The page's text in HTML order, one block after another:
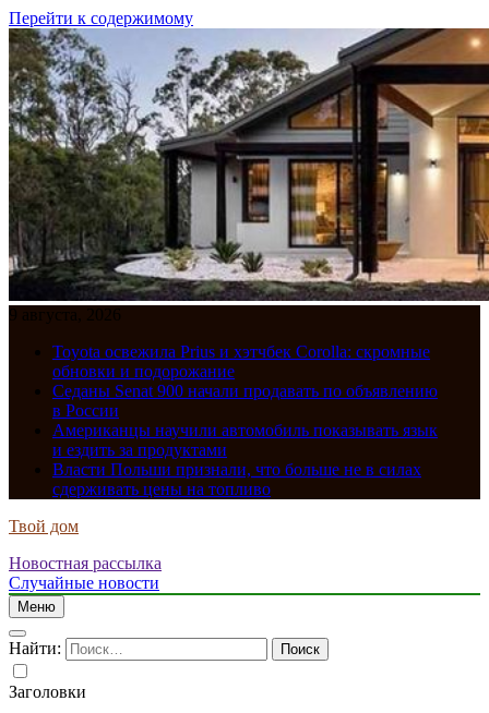
Перейти к содержимому
9 августа, 2026
Toyota освежила Prius и хэтчбек Corolla: скромные
обновки и подорожание
Седаны Senat 900 начали продавать по объявлению
в России
Американцы научили автомобиль показывать язык
и ездить за продуктами
Власти Польши признали, что больше не в силах
сдерживать цены на топливо
Твой дом
Новостная рассылка
Случайные новости
Меню
Найти:
Заголовки